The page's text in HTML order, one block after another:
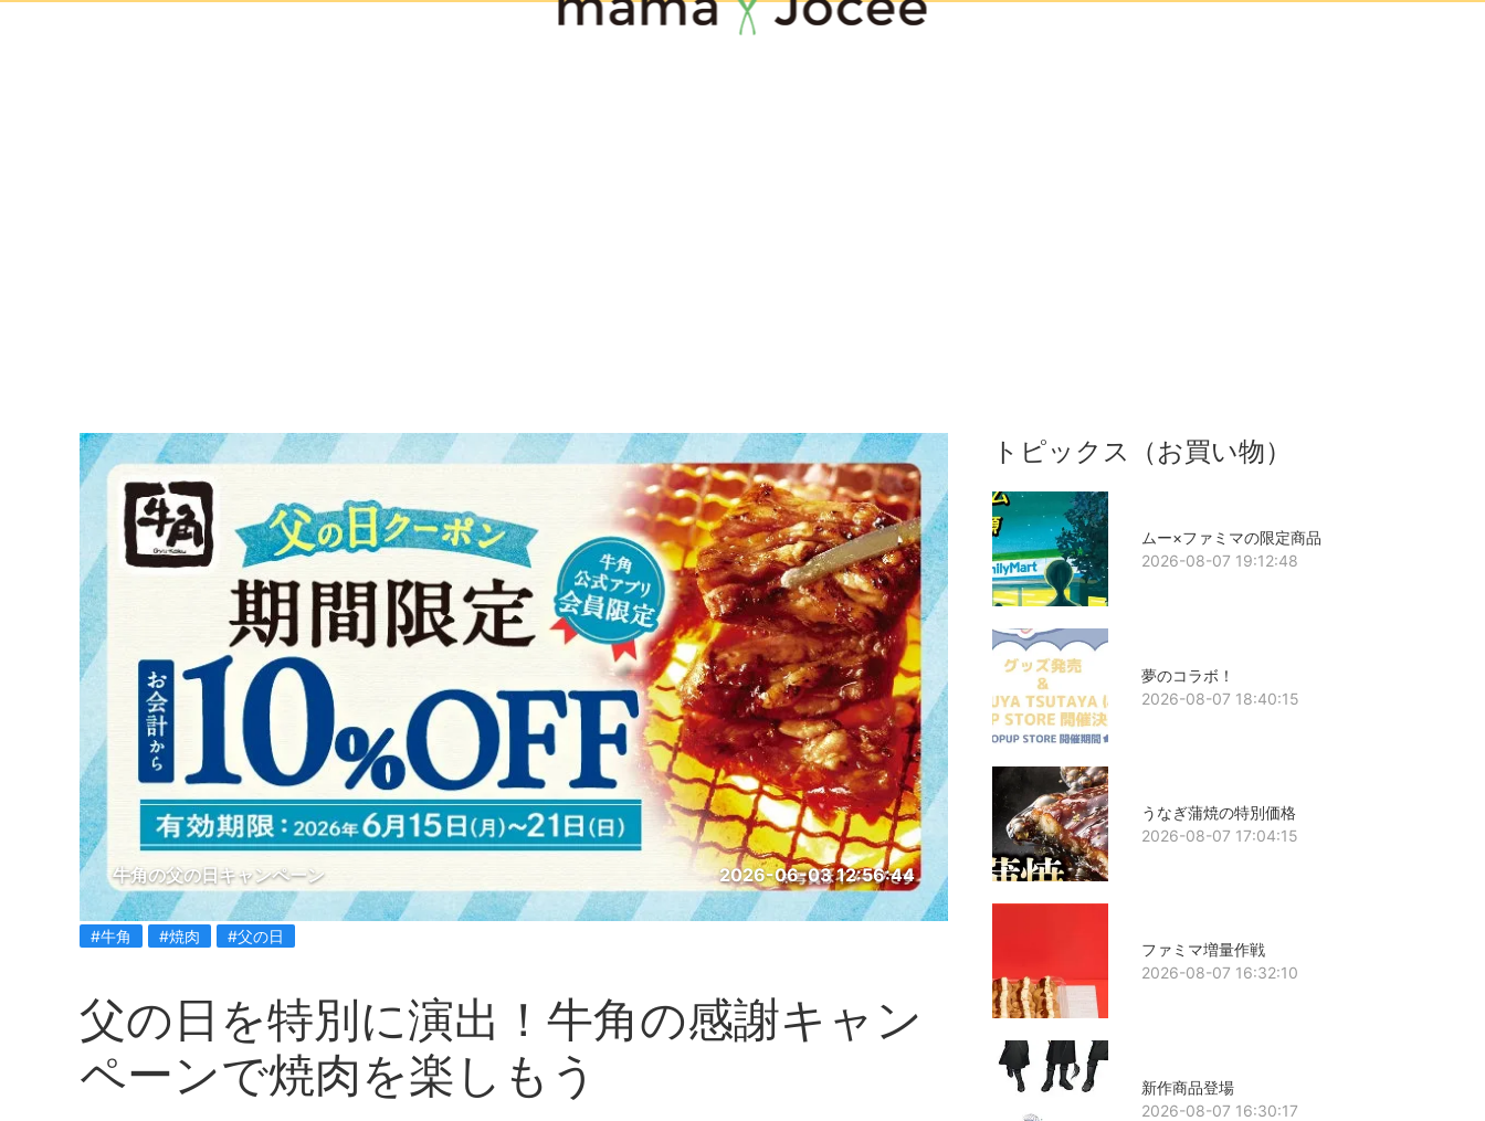
牛角の父の日キャンペーン 2026-06-03 12:56:44
#牛角 #焼肉 #父の日
父の日を特別に演出！牛角の感謝キャン
ペーンで焼肉を楽しもう
トピックス（お買い物）
ムー×ファミマの限定商品
2026-08-07 19:12:48
夢のコラボ！
2026-08-07 18:40:15
うなぎ蒲焼の特別価格
2026-08-07 17:04:15
ファミマ増量作戦
2026-08-07 16:32:10
新作商品登場
2026-08-07 16:30:17